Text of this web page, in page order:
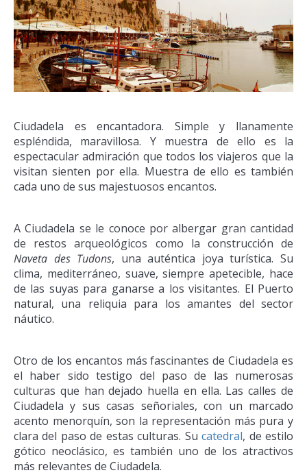
Ciudadela es encantadora. Simple y llanamente
espléndida, maravillosa. Y muestra de ello es la
espectacular admiración que todos los viajeros que la
visitan sienten por ella. Muestra de ello es también
cada uno de sus majestuosos encantos.
A Ciudadela se le conoce por albergar gran cantidad
de restos arqueológicos como la construcción de
Naveta des Tudons, una auténtica joya turística. Su
clima, mediterráneo, suave, siempre apetecible, hace
de las suyas para ganarse a los visitantes. El Puerto
natural, una reliquia para los amantes del sector
náutico.
Otro de los encantos más fascinantes de Ciudadela es
el haber sido testigo del paso de las numerosas
culturas que han dejado huella en ella. Las calles de
Ciudadela y sus casas señoriales, con un marcado
acento menorquín, son la representación más pura y
clara del paso de estas culturas. Sucatedral, de estilo
gótico neoclásico, es también uno de los atractivos
más relevantes de Ciudadela.